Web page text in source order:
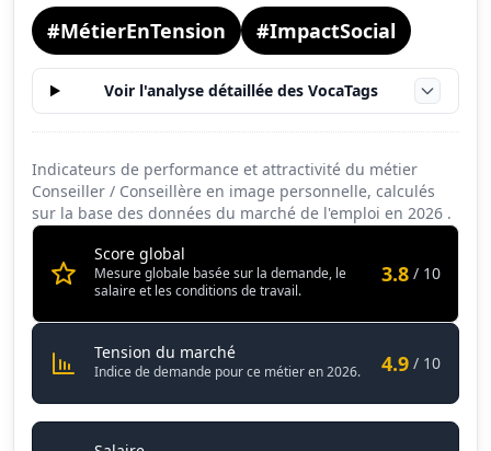
#MétierEnTension #ImpactSocial
Voir l'analyse détaillée des VocaTags
Indicateurs de performance et attractivité du métier
Conseiller / Conseillère en image personnelle, calculés
sur la base des données du marché de l'emploi en 2026 .
Score global
Mesure globale basée sur la demande, le
salaire et les conditions de travail.
3.8 / 10
Tension du marchéConseiller / Conseillère en image
Indice de demande pour ce métier en 2026. 4.9 / 10